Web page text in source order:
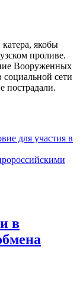
якобы
проливе.
Вооруженных
сети
пострадали.
для участия в
в